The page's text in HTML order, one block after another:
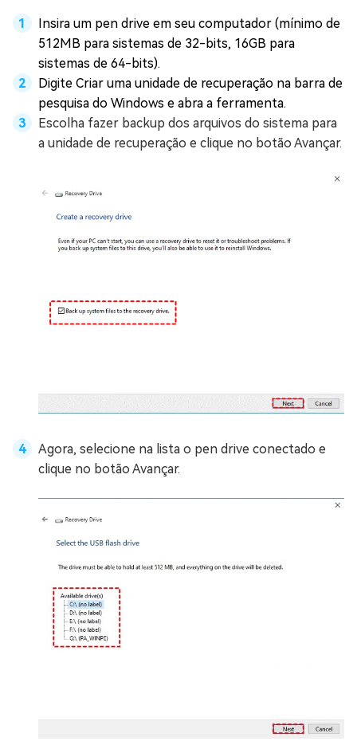
Insira um pen drive em seu computador (mínimo de
512MB para sistemas de 32-bits, 16GB para
sistemas de 64-bits).
Digite Criar uma unidade de recuperação na barra de
pesquisa do Windows e abra a ferramenta.
Escolha fazer backup dos arquivos do sistema para
a unidade de recuperação e clique no botão Avançar.
Agora, selecione na lista o pen drive conectado e
clique no botão Avançar.